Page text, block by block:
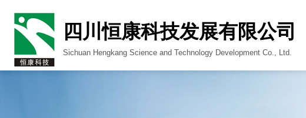
四川恒康科技发展有限公司
Sichuan Hengkang Science and Technology Development Co., Ltd.